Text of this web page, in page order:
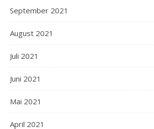
September 2021
August 2021
Juli 2021
Juni 2021
Mai 2021
April 2021